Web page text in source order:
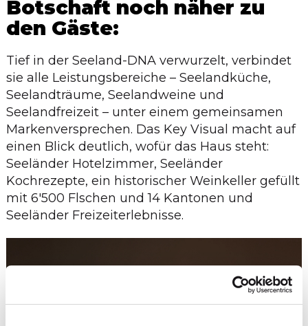
Botschaft noch näher zu
den Gäste:
Tief in der Seeland-DNA verwurzelt, verbindet
sie alle Leistungsbereiche – Seelandküche,
Seelandträume, Seelandweine und
Seelandfreizeit – unter einem gemeinsamen
Markenversprechen. Das Key Visual macht auf
einen Blick deutlich, wofür das Haus steht:
Seeländer Hotelzimmer, Seeländer
Kochrezepte, ein historischer Weinkeller gefüllt
mit 6'500 Flschen und 14 Kantonen und
Seeländer Freizeit­erlebnisse.